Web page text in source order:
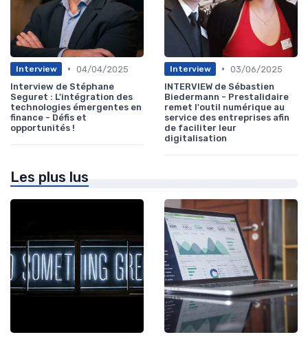
Interview • 04/04/2025
Interview de Stéphane
Seguret : L'intégration des
technologies émergentes en
finance - Défis et
opportunités !
Interview • 03/06/2025
INTERVIEW de Sébastien
Biedermann - Prestalidaire
remet l'outil numérique au
service des entreprises afin
de faciliter leur
digitalisation
Les plus lus